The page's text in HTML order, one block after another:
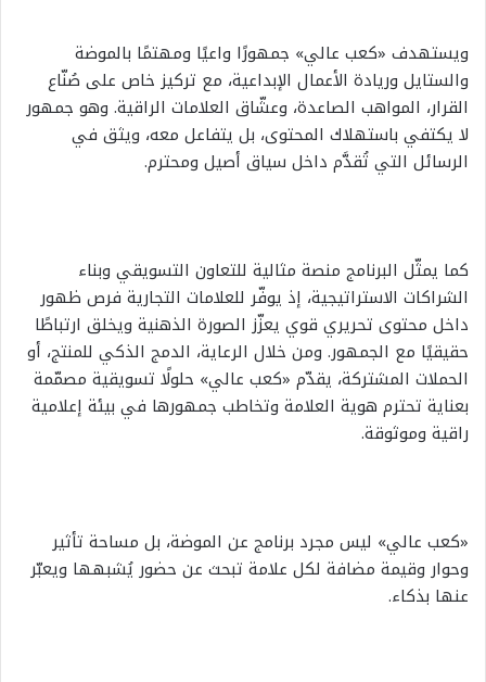
ويستهدف «كعب عالي» جمهورًا واعيًا ومهتمًا بالموضة
والستايل وريادة الأعمال الإبداعية، مع تركيز خاص على صُنّاع
القرار، المواهب الصاعدة، وعشّاق العلامات الراقية. وهو جمهور
لا يكتفي باستهلاك المحتوى، بل يتفاعل معه، ويثق في
الرسائل التي تُقدَّم داخل سياق أصيل ومحترم.
كما يمثّل البرنامج منصة مثالية للتعاون التسويقي وبناء
الشراكات الاستراتيجية، إذ يوفّر للعلامات التجارية فرص ظهور
داخل محتوى تحريري قوي يعزّز الصورة الذهنية ويخلق ارتباطًا
حقيقيًا مع الجمهور. ومن خلال الرعاية، الدمج الذكي للمنتج، أو
الحملات المشتركة، يقدّم «كعب عالي» حلولًا تسويقية مصمّمة
بعناية تحترم هوية العلامة وتخاطب جمهورها في بيئة إعلامية
راقية وموثوقة.
«كعب عالي» ليس مجرد برنامج عن الموضة، بل مساحة تأثير
وحوار وقيمة مضافة لكل علامة تبحث عن حضور يُشبهها ويعبّر
عنها بذكاء.